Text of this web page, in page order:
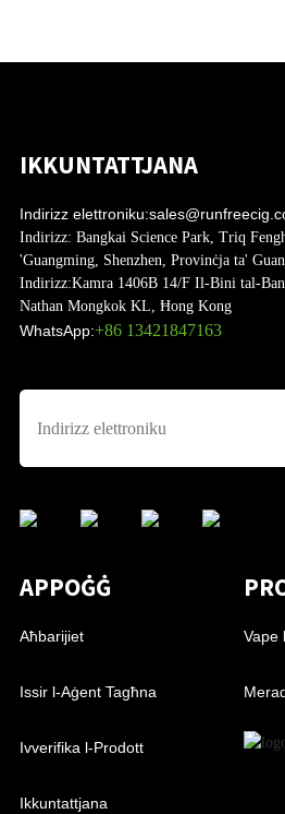
IKKUNTATTJANA
Indirizz elettroniku:
Indirizz: Bangkai Science Park, Triq
'Guangming, Shenzhen, Provinċja ta'
Indirizz:Kamra 1406B 14/F Il-Bini tal-
Nathan Mongkok KL, Ħong Kong
WhatsApp:+86 13421847163
APPOĠĠ
Aħbarijiet
Issir l-Aġent Tagħna
Ivverifika l-Prodott
Ikkuntattjana
Vape